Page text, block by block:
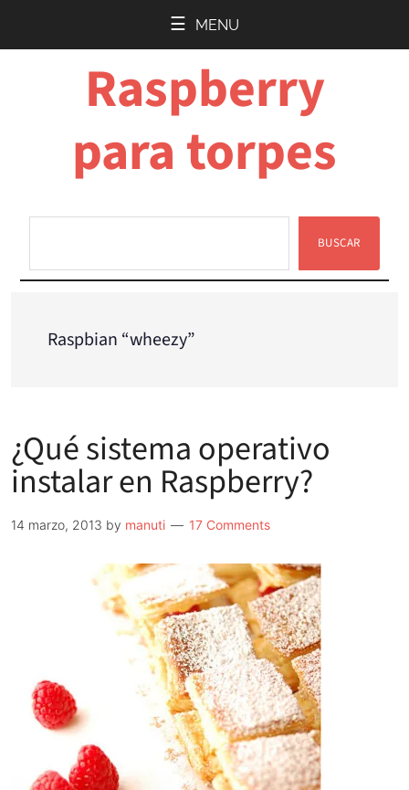
MENU
Raspberry
para torpes
BUSCAR
Raspbian “wheezy”
¿Qué sistema operativo
instalar en Raspberry?
14 marzo, 2013 by manuti 17 Comments